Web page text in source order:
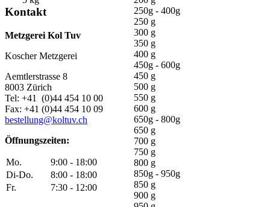
250g - 400g
250 g
300 g
350 g
400 g
450g - 600g
450 g
500 g
550 g
600 g
650g - 800g
650 g
700 g
750 g
800 g
850g - 950g
850 g
900 g
Kontakt
Metzgerei Kol Tuv
Koscher Metzgerei
Aemtlerstrasse 8
8003 Zürich
Tel: +41 (0)44 454 10 00
Fax: +41 (0)44 454 10 09
bestellung@koltuv.ch
Öffnungszeiten:
Mo.
9:00 - 18:00
Di-Do.
8:00 - 18:00
Fr.
7:30 - 12:00